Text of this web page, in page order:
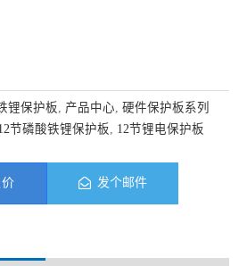
锂保护板 产品中心 硬件保护板系列
节磷酸铁锂保护板 12节锂电保护板
发个邮件